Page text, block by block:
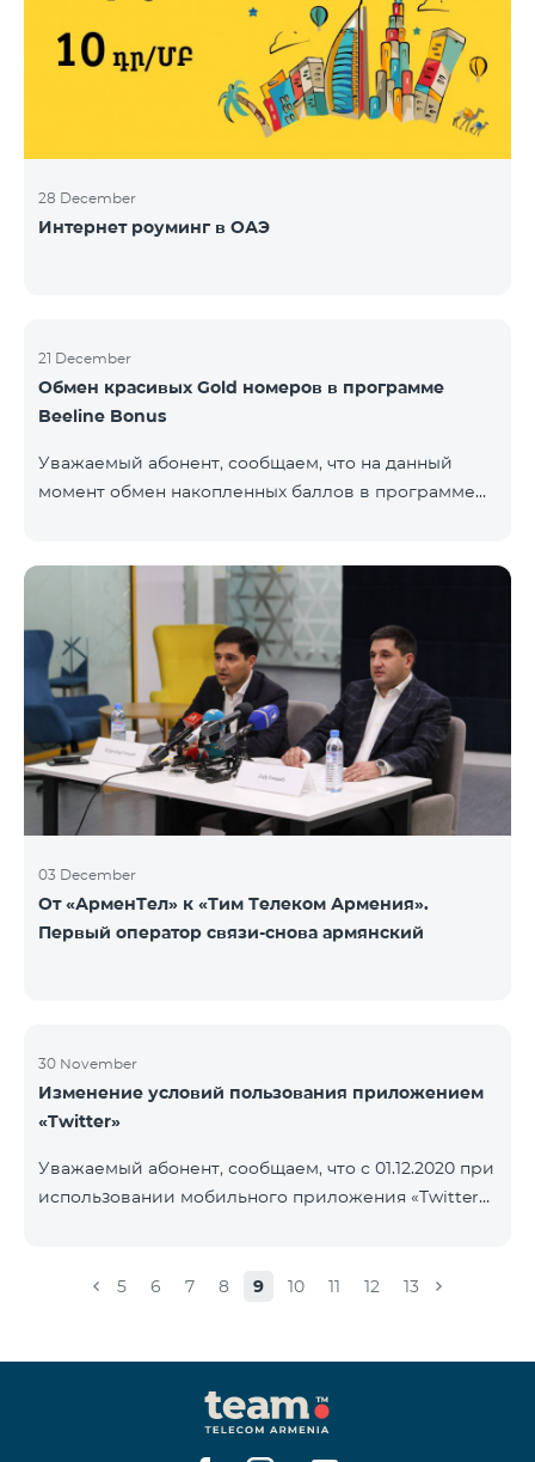
28 December
Интернет роуминг в ОАЭ
21 December
Обмен красивых Gold номеров в программе
Beeline Bonus
Уважаемый абонент, сообщаем, что на данный
момент обмен накопленных баллов в программе
категорий: Nickel, Bronze, Silver, Platinum.
03 December
От «АрменТел» к «Тим Телеком Армения».
Первый оператор связи-снова армянский
30 November
Изменение условий пользования приложением
«Twitter»
Уважаемый абонент, сообщаем, что с 01.12.2020 при
использовании мобильного приложения «Twitter»
Интернета, то тарификация будет осуществляться
согласно условиям вашего тарифного плана.
5 6 7 8 9 10 11 12 13